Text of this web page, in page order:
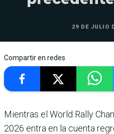
29 DE JULIO
Compartir en redes
Mientras el World Rally
2026 entra en la cuenta